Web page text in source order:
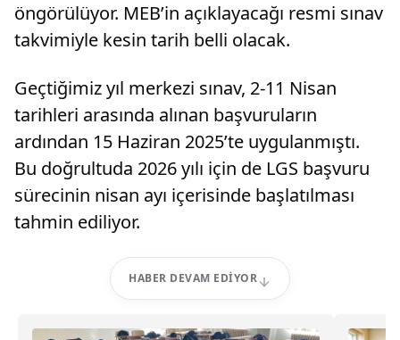
öngörülüyor. MEB’in açıklayacağı resmi sınav
takvimiyle kesin tarih belli olacak.
Geçtiğimiz yıl merkezi sınav, 2-11 Nisan
tarihleri arasında alınan başvuruların
ardından 15 Haziran 2025’te uygulanmıştı.
Bu doğrultuda 2026 yılı için de LGS başvuru
sürecinin nisan ayı içerisinde başlatılması
tahmin ediliyor.
HABER DEVAM EDIYOR